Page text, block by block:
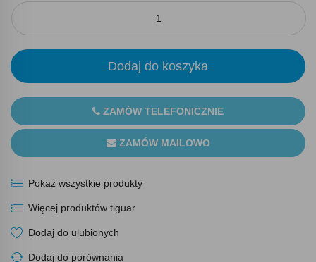
Dodaj do koszyka
ZAMÓW TELEFONICZNIE
ZAMÓW MAILOWO
Pokaż wszystkie produkty
Więcej produktów tiguar
Dodaj do ulubionych
Dodaj do porównania